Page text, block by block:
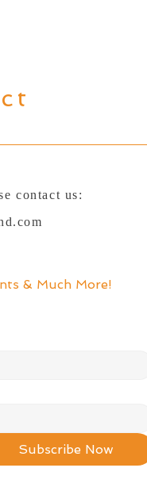
contact us:
& Much More!
Subscribe Now